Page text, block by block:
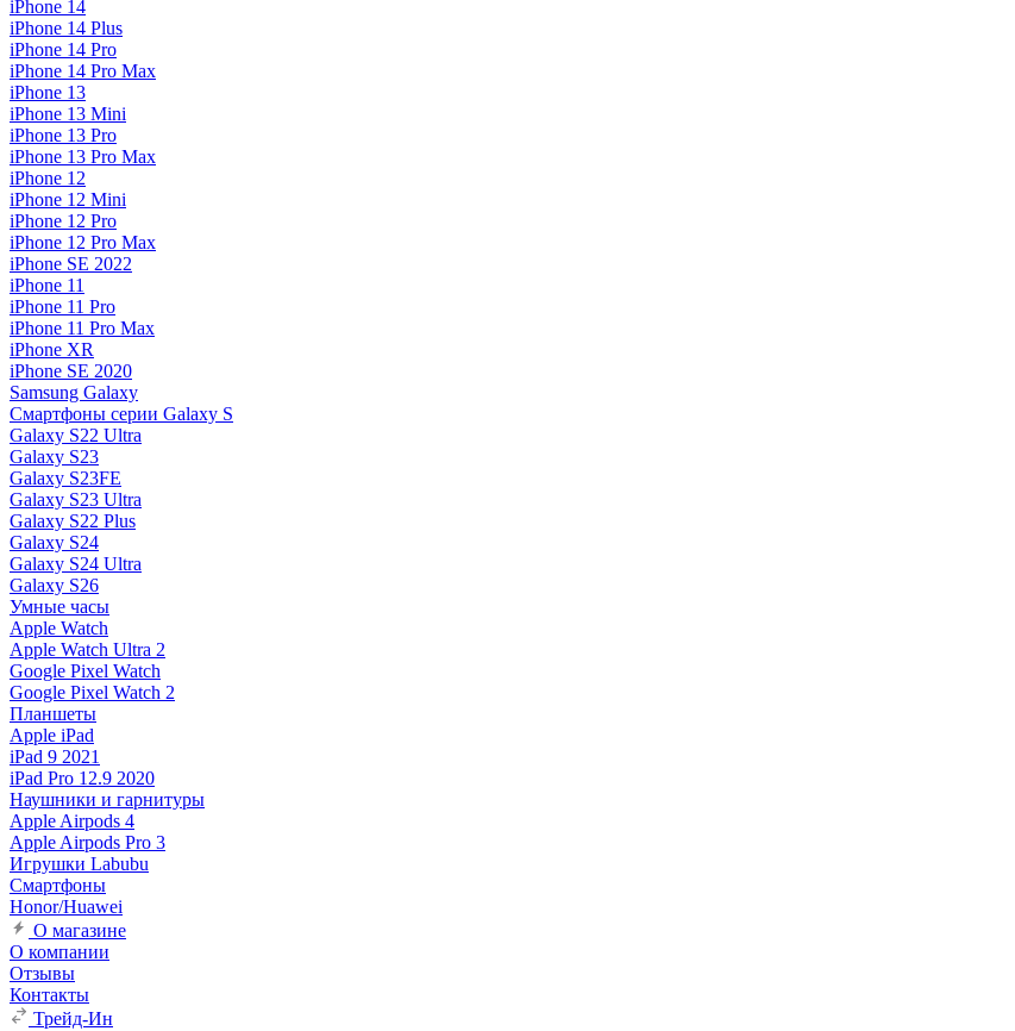
iPhone 14
iPhone 14 Plus
iPhone 14 Pro
iPhone 14 Pro Max
iPhone 13
iPhone 13 Mini
iPhone 13 Pro
iPhone 13 Pro Max
iPhone 12
iPhone 12 Mini
iPhone 12 Pro
iPhone 12 Pro Max
iPhone SE 2022
iPhone 11
iPhone 11 Pro
iPhone 11 Pro Max
iPhone XR
iPhone SE 2020
Samsung Galaxy
Смартфоны серии Galaxy S
Galaxy S22 Ultra
Galaxy S23
Galaxy S23FE
Galaxy S23 Ultra
Galaxy S22 Plus
Galaxy S24
Galaxy S24 Ultra
Galaxy S26
Умные часы
Apple Watch
Apple Watch Ultra 2
Google Pixel Watch
Google Pixel Watch 2
Планшеты
Apple iPad
iPad 9 2021
iPad Pro 12.9 2020
Наушники и гарнитуры
Apple Airpods 4
Apple Airpods Pro 3
Игрушки Labubu
Смартфоны
Honor/Huawei
О магазине
О компании
Отзывы
Контакты
Трейд-Ин